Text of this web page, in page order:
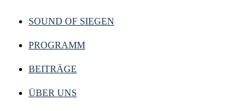
SOUND OF SIEGEN
PROGRAMM
BEITRÄGE
ÜBER UNS